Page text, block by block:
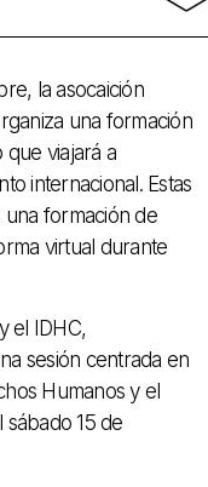
la asocaición
una formación
viajará a
internacional. Estas
formación de
virtual durante
el IDHC,
sesión centrada en
Humanos y el
sábado 15 de